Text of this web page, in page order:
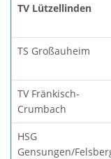
TV Lützellinden
TS Großauheim
TV Fränkisch-
Crumbach
HSG
Gensungen/